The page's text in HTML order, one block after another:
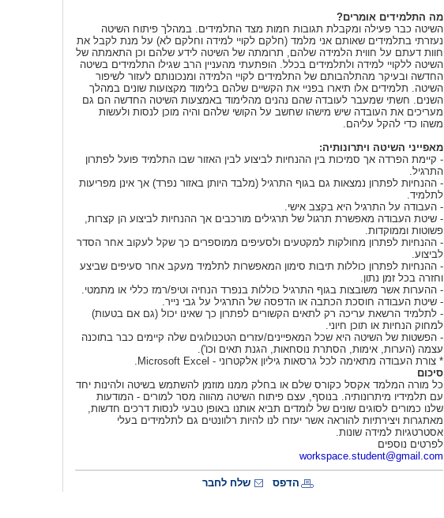
מה התלמידים אומרים?
השיטה כבר פעילה ומקבלת תגובות חמות מצד התלמידים. במהלך פיתוח השיטה
נעזרתי בתלמידים שאותם אני מלמד (חלקם לקויי למידה וחלקם לא) על מנת לקבל את
חוות דעתם על חווית הלמידה שלהם, תרומתה של השיטה לידע שלהם וכן התאמתה של
השיטה ללקויי למידה ולתלמידים בכלל. הופתעתי מהעניין הרב שגילו התלמידים בשיטה
החדשה ובעיקר מהתלהבותם של התלמידים לקויי הלמידה ומנכונותם לעזור לשיפור
השיטה. תלמידים אלו תיארו בפניי את הקשיים שלהם בלימוד מקצועות שונים במהלך
השנים. חשתי שמעבר לעובדה שהם נהנים מהלימוד באמצעות השיטה החדשה הם גם
מעריכים את העובדה שיש מישהו שחשב על הקושי שלהם והיה מוכן לנסות ולעשות
משהו כדי להקל עליהם.
מאפייני השיטה ויתרונותיה:
- קיימת הפרדה אך סמיכות בין ההנחיות לביצוע לבין האזור שבו התלמיד פועל לפתרון
התרגיל.
- ההנחיות לפתרון נמצאות גם בגוף התרגיל (מלבד היותן באזור נפרד) אך אינן מפריעות
לתלמיד.
- העבודה על התרגיל היא בקצב אישי.
- שיטת העבודה מאפשרת תרגול של תרגילים מורכבים אך ההנחיות לביצוע הן קצרות,
פשוטות וממוקדות.
- ההנחיות לפתרון מחולקות למקטעים ולסעיפים ממוספרים כך שקל לעקוב אחר הסדר
לביצוע.
- ההנחיות לפתרון כוללות תיבות סימון המאפשרות לתלמיד מעקב אחר סעיפים שביצע
וחזרה בכל זמן נתון.
- ההערות אשר משובצות בגוף התרגיל כוללות בנפרד הנחיה וטיפ/רמז כללי או מתמטי.
- שיטת העבודה חוסכת הכתבה או הדפסה של התרגיל על גבי נייר.
- לתלמיד הרשאת עריכה רק לתאים הקשורים לפתרון כך שאינו יכול (גם אם בטעות)
למחוק הנחיות או תוכן חיוני.
- הפשטות של השיטה היא שכל המאפיינים/עזרים הטכנולוגים שלה קיימים כבר בתוכנה
עצמה (הערות, אימות, הסתרת נוסחאות, הגנת תאים וכו').
* צורת העבודה מתאימה לכל גרסאות גיליון אלקטרוני - Microsoft Excel
.
סיכום
כל מורה המלמד אקסל כקורס שלם או בחלק ממנו מוזמן להשתמש בשיטה ולהינות יחד
עם תלמידיו מיתרונותיה. בנוסף, עצם פיתוח השיטה מהווה מסר למורים - המודעות
שלנו כמורים לסוגים שונים של לומדים תביא אותנו באופן טבעי לנסות דרכים חדשות,
מאתגרות ויצירתיות להוראה אשר יעזרו לנו להיות רלוונטים גם לתלמידים בעלי
אסטרטגיות למידה שונות.
לפרטים נוספים
workspace.student@gmail.com
הדפס שלח לחבר